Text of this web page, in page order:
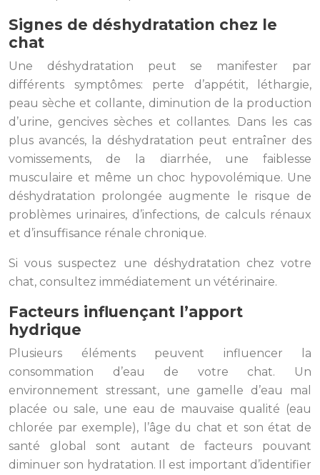
Signes de déshydratation chez le
chat
Une déshydratation peut se manifester par
différents symptômes: perte d’appétit, léthargie,
peau sèche et collante, diminution de la production
d’urine, gencives sèches et collantes. Dans les cas
plus avancés, la déshydratation peut entraîner des
vomissements, de la diarrhée, une faiblesse
musculaire et même un choc hypovolémique. Une
déshydratation prolongée augmente le risque de
problèmes urinaires, d’infections, de calculs rénaux
et d’insuffisance rénale chronique.
Si vous suspectez une déshydratation chez votre
chat, consultez immédiatement un vétérinaire.
Facteurs influençant l’apport
hydrique
Plusieurs éléments peuvent influencer la
consommation d’eau de votre chat. Un
environnement stressant, une gamelle d’eau mal
placée ou sale, une eau de mauvaise qualité (eau
chlorée par exemple), l’âge du chat et son état de
santé global sont autant de facteurs pouvant
diminuer son hydratation. Il est important d’identifier